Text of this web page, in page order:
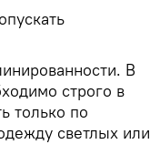
В
строго в
только по
светлых или